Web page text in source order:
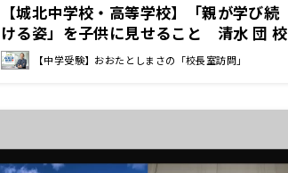
【城北中学校・高等学校】「親が学び続
ける姿」を子供に見せること 清水 団 校
長先生【中学受験】おおたとしまさの「校長室訪問」